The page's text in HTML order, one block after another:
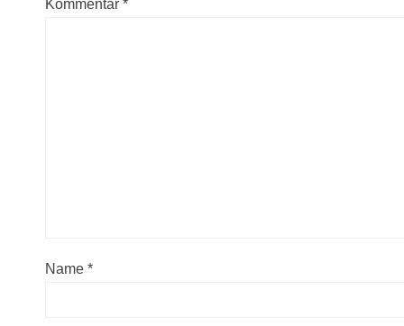
Kommentar *
Name *